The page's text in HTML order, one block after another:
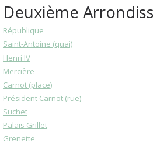
Deuxième
République
Saint-Antoine (quai)
Henri IV
Mercière
Carnot (place)
Président Carnot (rue)
Suchet
Palais Grillet
Grenette